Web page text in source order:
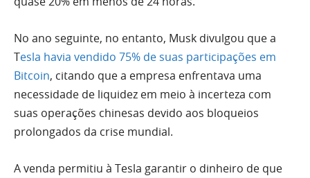
No ano seguinte, no entanto, Musk divulgou que a
Tesla havia vendido 75% de suas participações em
Bitcoin, citando que a empresa enfrentava uma
necessidade de liquidez em meio à incerteza com
suas operações chinesas devido aos bloqueios
prolongados da crise mundial.
A venda permitiu à Tesla garantir o dinheiro de que